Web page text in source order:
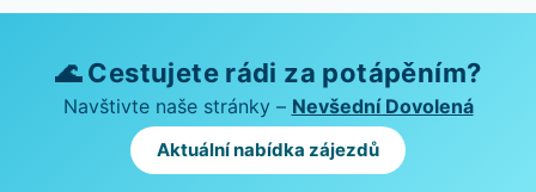
🌊 Cestujete rádi za potápěním?
Navštivte naše stránky – Nevšední Dovolená
Aktuální nabídka zájezdů